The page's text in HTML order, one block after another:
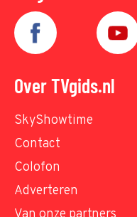
Over TVgids.nl
SkyShowtime
Contact
Colofon
Adverteren